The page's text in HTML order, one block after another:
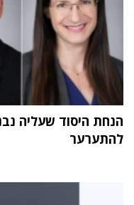
הנחת היסוד שעליה
להתערער